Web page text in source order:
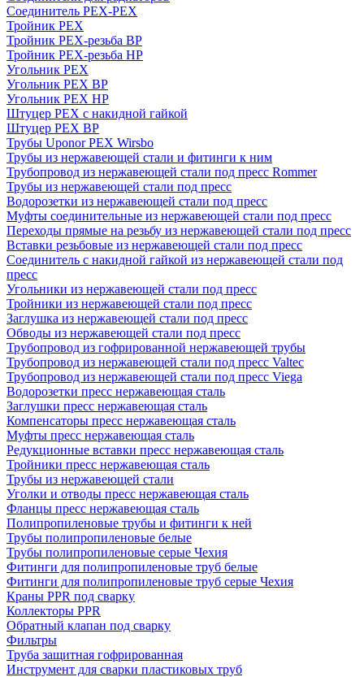
Соединитель PEX-PEX
Тройник PEX
Тройник PEX-резьба ВР
Тройник PEX-резьба НР
Угольник PEX
Угольник PEX ВР
Угольник PEX НР
Штуцер PEX c накидной гайкой
Штуцер PEX ВР
Трубы Uponor PEX Wirsbo
Трубы из нержавеющей стали и фитинги к ним
Трубопровод из нержавеющей стали под пресс Rommer
Трубы из нержавеющей стали под пресс
Водорозетки из нержавеющей стали под пресс
Муфты соединительные из нержавеющей стали под пресс
Переходы прямые на резьбу из нержавеющей стали под пресс
Вставки резьбовые из нержавеющей стали под пресс
Соединитель с накидной гайкой из нержавеющей стали под
пресс
Угольники из нержавеющей стали под пресс
Тройники из нержавеющей стали под пресс
Заглушка из нержавеющей стали под пресс
Обводы из нержавеющей стали под пресс
Трубопровод из гофрированной нержавеющей трубы
Трубопровод из нержавеющей стали под пресс Valtec
Трубопровод из нержавеющей стали под пресс Viega
Водорозетки пресс нержавеющая сталь
Заглушки пресс нержавеющая сталь
Компенсаторы пресс нержавеющая сталь
Муфты пресс нержавеющая сталь
Редукционные вставки пресс нержавеющая сталь
Тройники пресс нержавеющая сталь
Трубы из нержавеющей стали
Уголки и отводы пресс нержавеющая сталь
Фланцы пресс нержавеющая сталь
Полипропиленовые трубы и фитинги к ней
Трубы полипропиленовые белые
Трубы полипропиленовые серые Чехия
Фитинги для полипропиленовые труб белые
Фитинги для полипропиленовые труб серые Чехия
Краны PPR под сварку
Коллекторы PPR
Обратный клапан под сварку
Фильтры
Труба защитная гофрированная
Инструмент для сварки пластиковых труб